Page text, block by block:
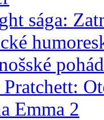
sága:
Emma 2